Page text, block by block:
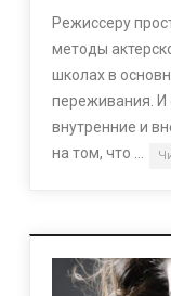
Режиссеру
методы
школах в
переживания. И
внутренние и
на том, что …